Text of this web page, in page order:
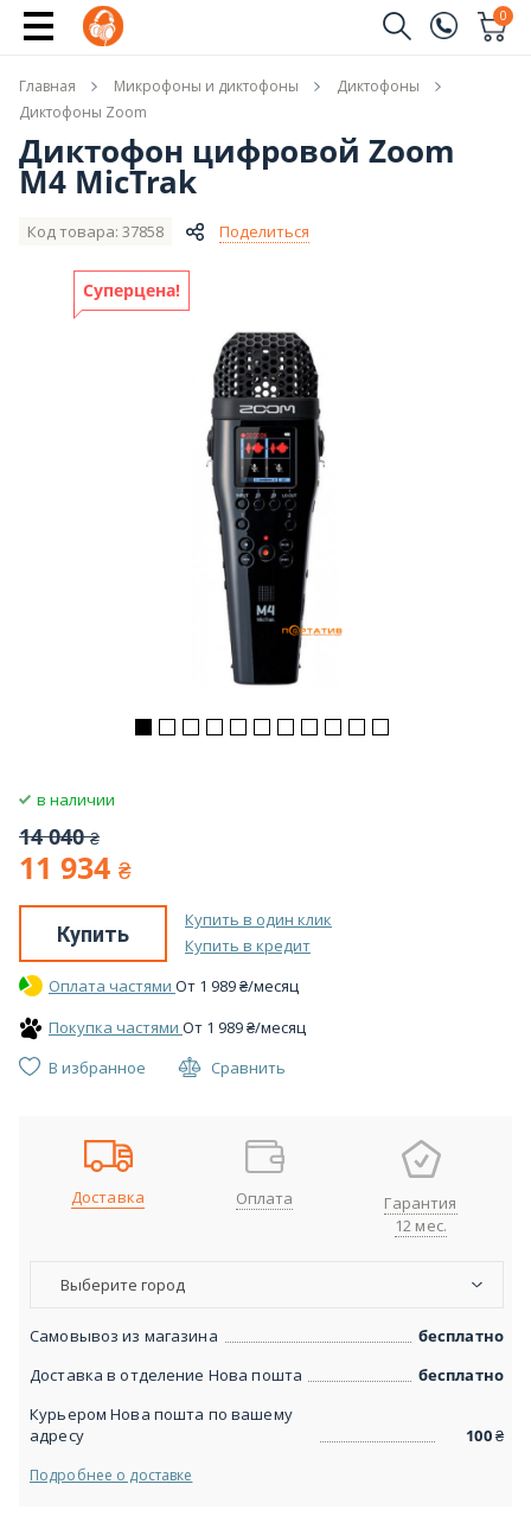
(096)
(044)
0
Имя
Телефон
Главная Микрофоны и диктофоны
Диктофоны
Диктофоны Zoom
Диктофон цифровой Zoom
M4 MicTrak
Код товара: 37858 Поделиться
Суперцена!
в наличии
14 040 ₴
11 934 ₴
Купить
Купить в один клик
Купить в кредит
Оплата частями От 1 989₴/месяц
Покупка частями От 1 989₴/месяц
В избранное
Сравнить
Доставка Оплата
Гарантия
12 мес.
Выберите город
Самовывоз из магазина
бесплатно
Доставка в отделение Нова пошта
бесплатно
Курьером Нова пошта по вашему
адресу
100₴
Подробнее о доставке
Купить